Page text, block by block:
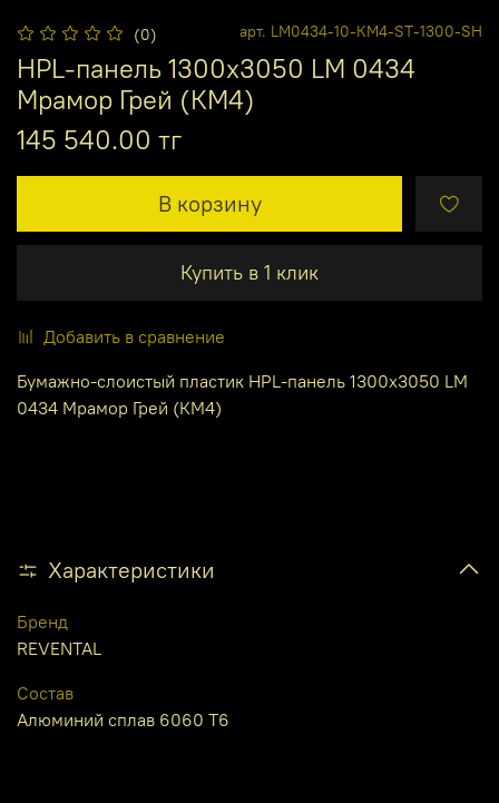
(0) арт. LM0434-10-КМ4-ST-1300-SH
HPL-панель 1300х3050 LM 0434
Мрамор Грей (КМ4)
145 540.00 тг
В корзину
Купить в 1 клик
Добавить в сравнение
Бумажно-слоистый пластик HPL-панель 1300х3050 LM
0434 Мрамор Грей (КМ4)
Характеристики
Бренд
REVENTAL
Состав
Алюминий сплав 6060 Т6